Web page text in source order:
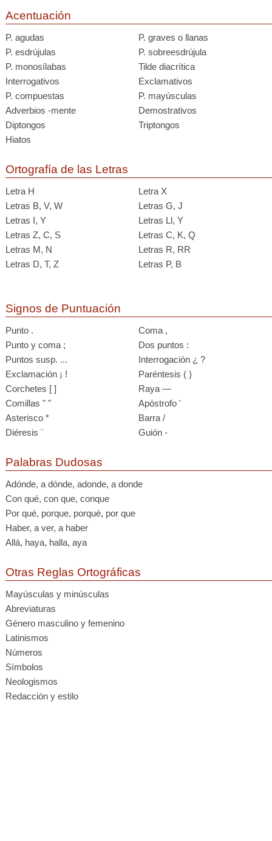
Acentuación
P. agudas
P. graves o llanas
P. esdrújulas
P. sobreesdrújula
P. monosílabas
Tilde diacrítica
Interrogativos
Exclamativos
P. compuestas
P. mayúsculas
Adverbios -mente
Demostrativos
Diptongos
Triptongos
Hiatos
Ortografía de las Letras
Letra H
Letra X
Letras B, V, W
Letras G, J
Letras I, Y
Letras Ll, Y
Letras Z, C, S
Letras C, K, Q
Letras M, N
Letras R, RR
Letras D, T, Z
Letras P, B
Signos de Puntuación
Punto .
Coma ,
Punto y coma ;
Dos puntos :
Puntos susp. ...
Interrogación ¿ ?
Exclamación ¡ !
Paréntesis ( )
Corchetes [ ]
Raya —
Comillas " "
Apóstrofo '
Asterisco *
Barra /
Diéresis ¨
Guión -
Palabras Dudosas
Adónde, a dónde, adonde, a donde
Con qué, con que, conque
Por qué, porque, porqué, por que
Haber, a ver, a haber
Allá, haya, halla, aya
Otras Reglas Ortográficas
Mayúsculas y minúsculas
Abreviaturas
Género masculino y femenino
Latinismos
Números
Símbolos
Neologismos
Redacción y estilo